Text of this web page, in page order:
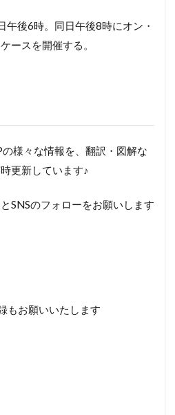
後6時。同日午後8時にオン・
ースを開催する。
様々な情報を、翻訳・図解な
更新しています♪
SNSのフォローをお願いします
もお願いいたします